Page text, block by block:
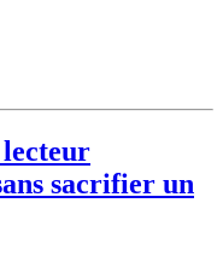
sacrifier un